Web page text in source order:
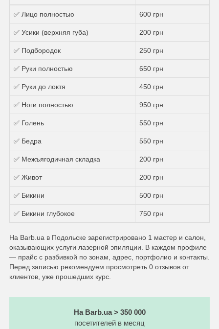
✅ Лицо полностью 600 грн
✅ Усики (верхняя губа) 200 грн
✅ Подбородок 250 грн
✅ Руки полностью 650 грн
✅ Руки до локтя 450 грн
✅ Ноги полностью 950 грн
✅ Голень 550 грн
✅ Бедра 550 грн
✅ Межъягодичная складка 200 грн
✅ Живот 200 грн
✅ Бикини 500 грн
✅ Бикини глубокое 750 грн
На Barb.ua в Подольске зарегистрировано 1 мастер и салон,
оказывающих услуги лазерной эпиляции. В каждом профиле
— прайс с разбивкой по зонам, адрес, портфолио и контакты.
Перед записью рекомендуем просмотреть 0 отзывов от
клиентов, уже прошедших курс.
На Barb.ua > 350 000
посетителей в месяц